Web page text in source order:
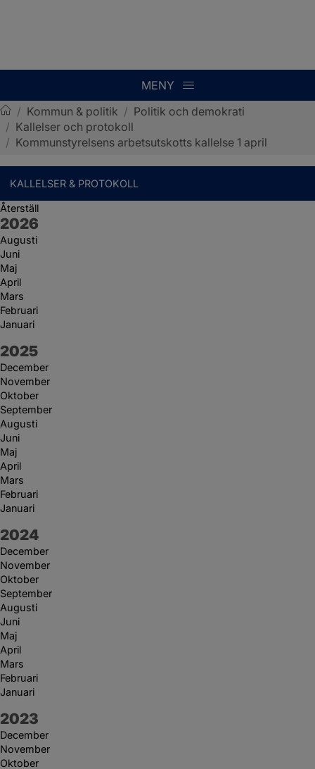
MENY
Sotenäs kommun
/ Kommun & politik / Politik och demokrati
/ Kallelser och protokoll
/ Kommunstyrelsens arbetsutskotts kallelse 1 april
KALLELSER & PROTOKOLL
Återställ
År:
2026
Augusti
Juni
Maj
April
Mars
Februari
Januari
År:
2025
December
November
Oktober
September
Augusti
Juni
Maj
April
Mars
Februari
Januari
År:
2024
December
November
Oktober
September
Augusti
Juni
Maj
April
Mars
Februari
Januari
År:
2023
December
November
Oktober